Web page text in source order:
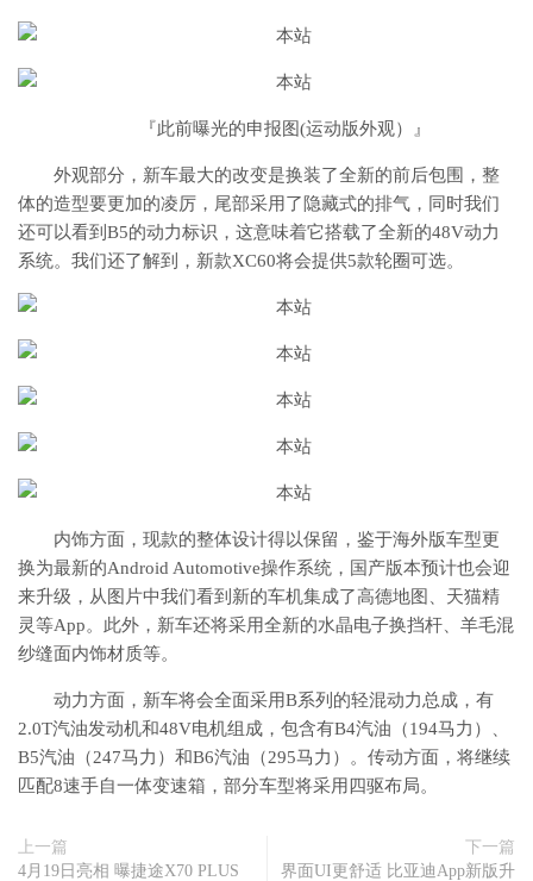
『此前曝光的申报图(运动版外观）』
外观部分，新车最大的改变是换装了全新的前后包围，整
体的造型要更加的凌厉，尾部采用了隐藏式的排气，同时我们
还可以看到B5的动力标识，这意味着它搭载了全新的48V动力
系统。我们还了解到，新款XC60将会提供5款轮圈可选。
内饰方面，现款的整体设计得以保留，鉴于海外版车型更
换为最新的Android Automotive操作系统，国产版本预计也会迎
来升级，从图片中我们看到新的车机集成了高德地图、天猫精
灵等App。此外，新车还将采用全新的水晶电子换挡杆、羊毛混
纱缝面内饰材质等。
动力方面，新车将会全面采用B系列的轻混动力总成，有
2.0T汽油发动机和48V电机组成，包含有B4汽油（194马力）、
B5汽油（247马力）和B6汽油（295马力）。传动方面，将继续
匹配8速手自一体变速箱，部分车型将采用四驱布局。
上一篇
4月19日亮相 曝捷途X70 PLUS
下一篇
界面UI更舒适 比亚迪App新版升